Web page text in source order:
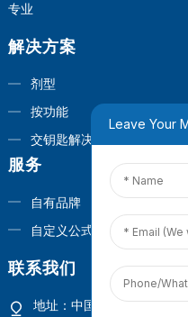
专业
解决方案
剂型
按功能
交钥匙解决方案
服务
自有品牌
自定义公式
联系我们
地址：中国福建省厦门市
Leave Your